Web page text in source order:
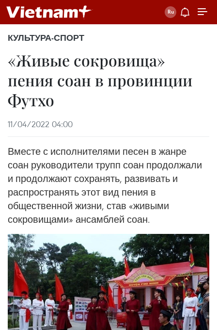
КУЛЬТУРА-СПОРТ
«Живые сокровища»
пения соан в провинции
Футхо
11/04/2022 04:00
Вместе с исполнителями песен в жанре
соан руководители трупп соан продолжали
и продолжают сохранять, развивать и
распространять этот вид пения в
общественной жизни, став «живыми
сокровищами» ансамблей соан.